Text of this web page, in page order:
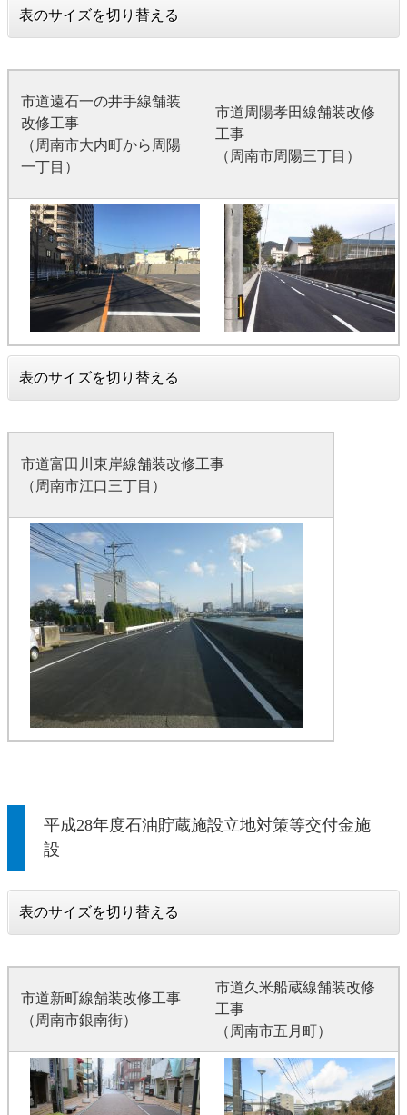
表のサイズを切り替える
市道遠石一の井手線舗装
改修工事
（周南市大内町から周陽
一丁目）
市道周陽孝田線舗装改修
工事
（周南市周陽三丁目）
表のサイズを切り替える
市道富田川東岸線舗装改修工事
（周南市江口三丁目）
平成28年度石油貯蔵施設立地対策等交付金施
設
表のサイズを切り替える
市道新町線舗装改修工事
（周南市銀南街）
市道久米船蔵線舗装改修
工事
（周南市五月町）